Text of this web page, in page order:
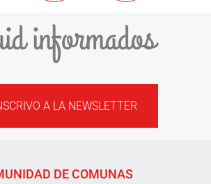
informados
A LA NEWSLETTER
DE COMUNAS